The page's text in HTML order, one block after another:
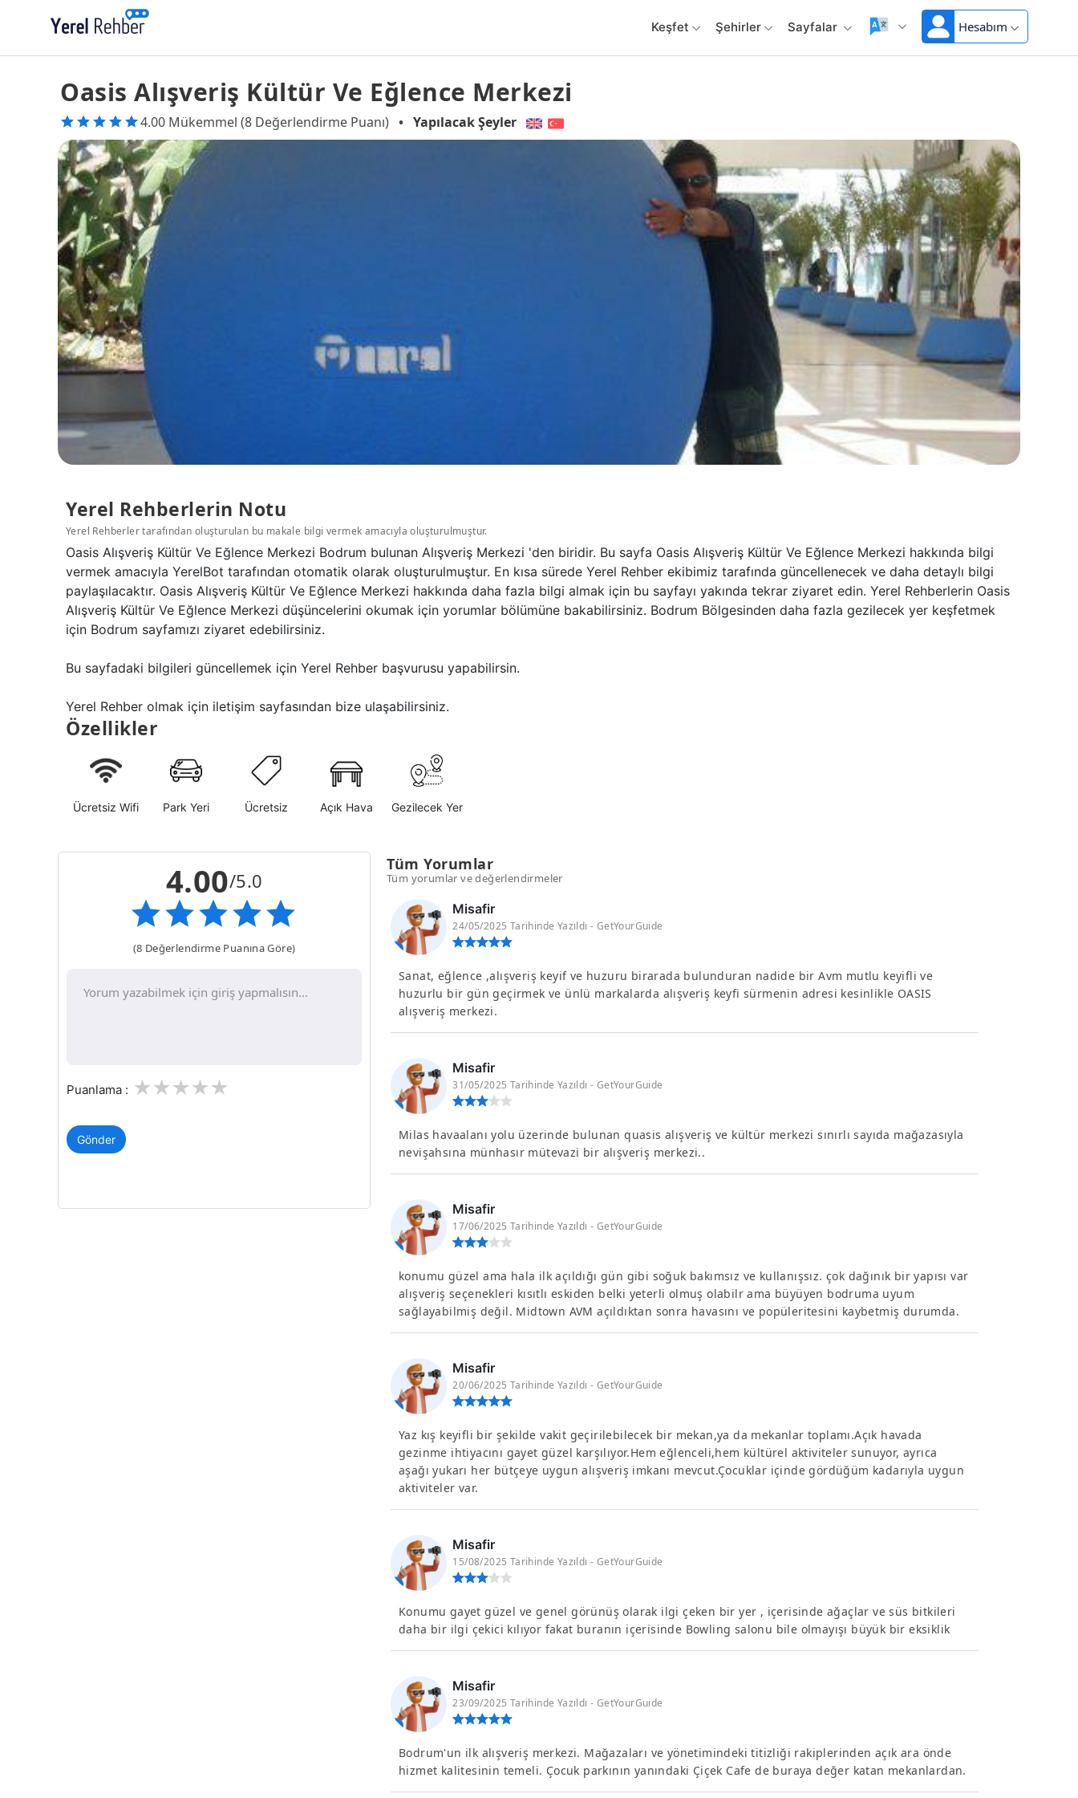
Keşfet Şehirler Sayfalar Hesabım
Oasis Alışveriş Kültür Ve Eğlence Merkezi
4.00 Mükemmel (8 Değerlendirme Puanı) • Yapılacak Şeyler
Yerel Rehberlerin Notu
Yerel Rehberler tarafından oluşturulan bu makale bilgi vermek amacıyla oluşturulmuştur.
Oasis Alışveriş Kültür Ve Eğlence Merkezi Bodrum bulunan Alışveriş Merkezi 'den biridir. Bu sayfa Oasis Alışveriş Kültür Ve Eğlence Merkezi hakkında bilgi
vermek amacıyla YerelBot tarafından otomatik olarak oluşturulmuştur. En kısa sürede Yerel Rehber ekibimiz tarafında güncellenecek ve daha detaylı bilgi
paylaşılacaktır. Oasis Alışveriş Kültür Ve Eğlence Merkezi hakkında daha fazla bilgi almak için bu sayfayı yakında tekrar ziyaret edin. Yerel Rehberlerin Oasis
Alışveriş Kültür Ve Eğlence Merkezi düşüncelerini okumak için yorumlar bölümüne bakabilirsiniz. Bodrum Bölgesinden daha fazla gezilecek yer keşfetmek
için Bodrum sayfamızı ziyaret edebilirsiniz.
Bu sayfadaki bilgileri güncellemek için Yerel Rehber başvurusu yapabilirsin.
Yerel Rehber olmak için iletişim sayfasından bize ulaşabilirsiniz.
Özellikler
Ücretsiz Wifi Park Yeri Ücretsiz Açık Hava Gezilecek Yer
4.00/5.0
(8 Değerlendirme Puanına Göre)
Puanlama : 3
2
1
Gönder
Tüm Yorumlar
Tüm yorumlar ve değerlendirmeler
Misafir
24/05/2025 Tarihinde Yazıldı - GetYourGuide
Sanat, eğlence ,alışveriş keyif ve huzuru birarada bulunduran nadide bir Avm mutlu keyifli ve
huzurlu bir gün geçirmek ve ünlü markalarda alışveriş keyfi sürmenin adresi kesinlikle OASIS
alışveriş merkezi.
Misafir
31/05/2025 Tarihinde Yazıldı - GetYourGuide
Milas havaalanı yolu üzerinde bulunan quasis alışveriş ve kültür merkezi sınırlı sayıda mağazasıyla
nevişahsına münhasır mütevazi bir alışveriş merkezi..
Misafir
17/06/2025 Tarihinde Yazıldı - GetYourGuide
konumu güzel ama hala ilk açıldığı gün gibi soğuk bakımsız ve kullanışsız. çok dağınık bir yapısı var
alışveriş seçenekleri kısıtlı eskiden belki yeterli olmuş olabilr ama büyüyen bodruma uyum
sağlayabilmiş değil. Midtown AVM açıldıktan sonra havasını ve popüleritesini kaybetmiş durumda.
Misafir
20/06/2025 Tarihinde Yazıldı - GetYourGuide
Yaz kış keyifli bir şekilde vakit geçirilebilecek bir mekan,ya da mekanlar toplamı.Açık havada
gezinme ihtiyacını gayet güzel karşılıyor.Hem eğlenceli,hem kültürel aktiviteler sunuyor, ayrıca
aşağı yukarı her bütçeye uygun alışveriş imkanı mevcut.Çocuklar içinde gördüğüm kadarıyla uygun
aktiviteler var.
Misafir
15/08/2025 Tarihinde Yazıldı - GetYourGuide
Konumu gayet güzel ve genel görünüş olarak ilgi çeken bir yer , içerisinde ağaçlar ve süs bitkileri
daha bir ilgi çekici kılıyor fakat buranın içerisinde Bowling salonu bile olmayışı büyük bir eksiklik
Misafir
23/09/2025 Tarihinde Yazıldı - GetYourGuide
Bodrum'un ilk alışveriş merkezi. Mağazaları ve yönetimindeki titizliği rakiplerinden açık ara önde
hizmet kalitesinin temeli. Çocuk parkının yanındaki Çiçek Cafe de buraya değer katan mekanlardan.